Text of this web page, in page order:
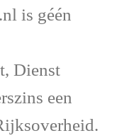
is géén
Dienst
een